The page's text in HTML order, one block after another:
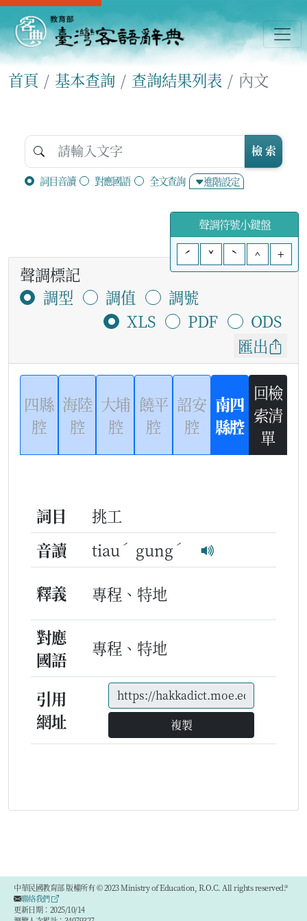
首頁 基本查詢 查詢結果列表 內文
詞目音讀 對應國語 全文查詢 進階設定
檢 索
聲調符號小鍵盤
ˊ
ˇ ˋ ^ +
聲調標記
調型
調值
調號
XLS
PDF
ODS
匯出
四縣
腔
海陸
腔
大埔
腔
饒平
腔
詔安
腔
南四
縣腔
回檢
索清
單
詞目
挑工
音讀
tiau ˊ gung ˊ
釋義
專程、特地
對應
國語
專程、特地
引用
網址
複製
中華民國教育部 版權所有 © 2023 Ministry of Education, R.O.C. All rights reserved.®
聯絡我們
更新日期：2025/10/14